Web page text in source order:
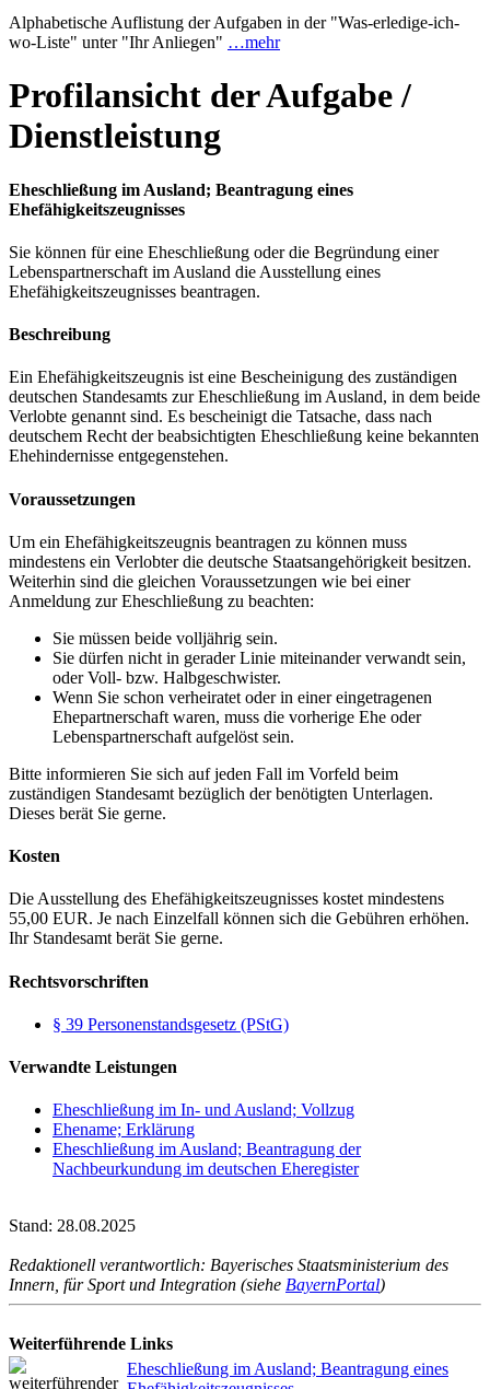
Alphabetische Auflistung der Aufgaben in der "Was-erledige-ich-
wo-Liste" unter "Ihr Anliegen" …mehr
Profilansicht der Aufgabe /
Dienstleistung
Eheschließung im Ausland; Beantragung eines
Ehefähigkeitszeugnisses
Sie können für eine Eheschließung oder die Begründung einer
Lebenspartnerschaft im Ausland die Ausstellung eines
Ehefähigkeitszeugnisses beantragen.
Beschreibung
Ein Ehefähigkeitszeugnis ist eine Bescheinigung des zuständigen
deutschen Standesamts zur Eheschließung im Ausland, in dem beide
Verlobte genannt sind. Es bescheinigt die Tatsache, dass nach
deutschem Recht der beabsichtigten Eheschließung keine bekannten
Ehehindernisse entgegenstehen.
Voraussetzungen
Um ein Ehefähigkeitszeugnis beantragen zu können muss
mindestens ein Verlobter die deutsche Staatsangehörigkeit besitzen.
Weiterhin sind die gleichen Voraussetzungen wie bei einer
Anmeldung zur Eheschließung zu beachten:
Sie müssen beide volljährig sein.
Sie dürfen nicht in gerader Linie miteinander verwandt sein,
oder Voll- bzw. Halbgeschwister.
Wenn Sie schon verheiratet oder in einer eingetragenen
Ehepartnerschaft waren, muss die vorherige Ehe oder
Lebenspartnerschaft aufgelöst sein.
Bitte informieren Sie sich auf jeden Fall im Vorfeld beim
zuständigen Standesamt bezüglich der benötigten Unterlagen.
Dieses berät Sie gerne.
Kosten
Die Ausstellung des Ehefähigkeitszeugnisses kostet mindestens
55,00 EUR. Je nach Einzelfall können sich die Gebühren erhöhen.
Ihr Standesamt berät Sie gerne.
Rechtsvorschriften
§ 39 Personenstandsgesetz (PStG)
Verwandte Leistungen
Eheschließung im In- und Ausland; Vollzug
Ehename; Erklärung
Eheschließung im Ausland; Beantragung der
Nachbeurkundung im deutschen Eheregister
Stand: 28.08.2025
Redaktionell verantwortlich: Bayerisches Staatsministerium des
Innern, für Sport und Integration (siehe BayernPortal)
Weiterführende Links
Eheschließung im Ausland; Beantragung eines